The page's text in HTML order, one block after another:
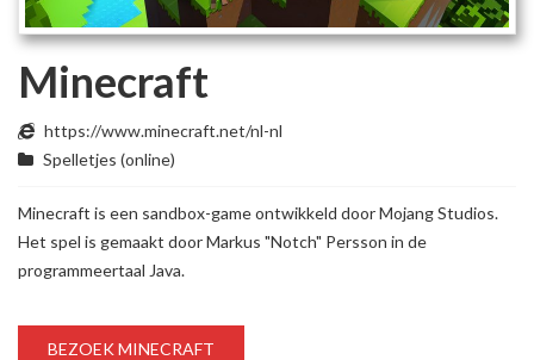
Minecraft
https://www.minecraft.net/nl-nl
Spelletjes (online)
Minecraft is een sandbox-game ontwikkeld door Mojang Studios.
Het spel is gemaakt door Markus "Notch" Persson in de
programmeertaal Java.
BEZOEK MINECRAFT